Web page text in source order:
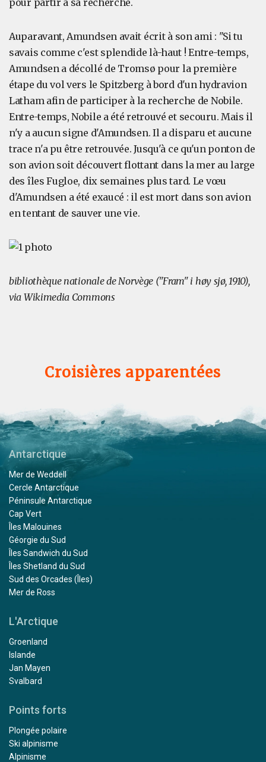
pour partir à sa recherche.
Auparavant, Amundsen avait écrit à son ami : "Si tu
savais comme c'est splendide là-haut ! Entre-temps,
Amundsen a décollé de Tromsø pour la première
étape du vol vers le Spitzberg à bord d'un hydravion
Latham afin de participer à la recherche de Nobile.
Entre-temps, Nobile a été retrouvé et secouru. Mais il
n'y a aucun signe d'Amundsen. Il a disparu et aucune
trace n'a pu être retrouvée. Jusqu'à ce qu'un ponton de
son avion soit découvert flottant dans la mer au large
des îles Fugloe, dix semaines plus tard. Le vœu
d'Amundsen a été exaucé : il est mort dans son avion
en tentant de sauver une vie.
bibliothèque nationale de Norvège ("Fram" i høy sjø, 1910),
via Wikimedia Commons
Croisières apparentées
Antarctique
Mer de Weddell
Cercle Antarctique
Péninsule Antarctique
Cap Vert
Îles Malouines
Géorgie du Sud
Îles Sandwich du Sud
Îles Shetland du Sud
Sud des Orcades (Îles)
Mer de Ross
L'Arctique
Groenland
Islande
Jan Mayen
Svalbard
Points forts
Plongée polaire
Ski alpinisme
Alpinisme